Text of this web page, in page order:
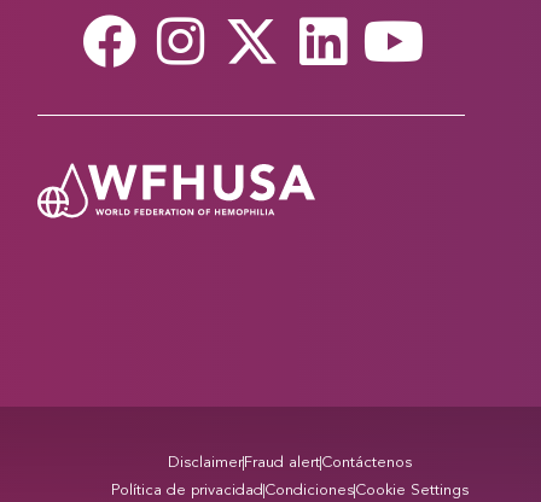
Disclaimer Fraud alertContáctenos
Política de privacidad CondicionesCookie Settings